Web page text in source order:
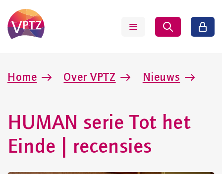
Home Over VPTZ Nieuws
HUMAN serie Tot het
Einde | recensies